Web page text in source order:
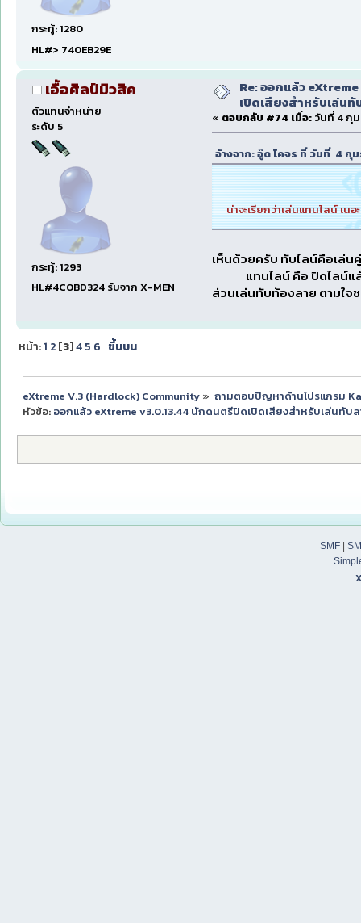
กระทู้: 1280
HL#> 740EB29E
เอื้อศิลป์มิวสิค
ตัวแทนจำหน่าย
ระดับ 5
กระทู้: 1293
HL#4C0BD324 รับจาก X-MEN
Re: ออกแล้ว
เปิดเสียงสำหรับเล่น
« ตอบกลับ #74 เมื่อ: วันที่ 4 กุ
อ้างจาก: อู๊ด โคจร ที่ วันที่ 4
น่าจะเรียกว่าเล่นแทนไลน์ เ
เห็นด้วยครับ ทับไลน์คือเล่น
แทนไลน์ คือ ปิดไลน์แล้
ส่วนเล่นทับท้องลาย ตามใจ
หน้า:1 2[3]4 5 6 ขึ้นบน
eXtreme V.3 (Hardlock) Community» ถามตอบปัญหาด้านโปรแกรม
หัวข้อ: ออกแล้ว eXtreme v3.0.13.44 นักดนตรีปิดเปิดเสียงสำหรับเล่นทับ
SMF|